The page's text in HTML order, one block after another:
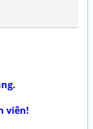
viên!